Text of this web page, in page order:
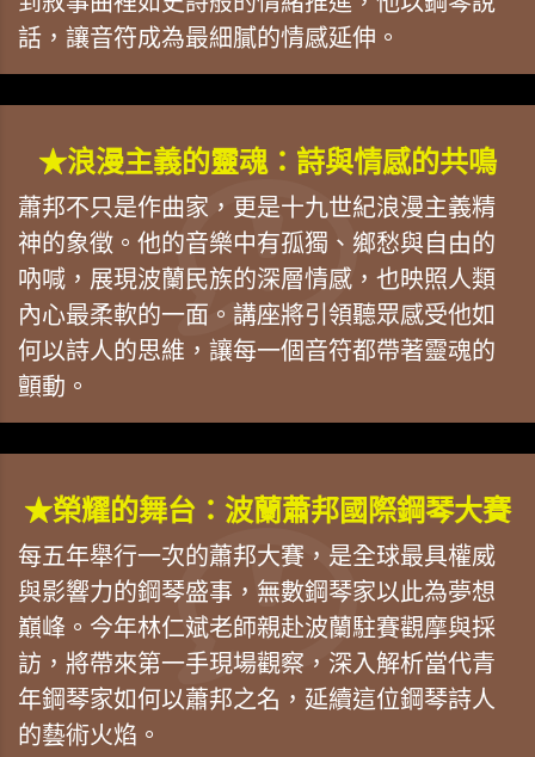
話，讓音符成為最細膩的情感延伸。
★浪漫主義的靈魂：詩與情感的共鳴
蕭邦不只是作曲家，更是十九世紀浪漫主義精
神的象徵。他的音樂中有孤獨、鄉愁與自由的
吶喊，展現波蘭民族的深層情感，也映照人類
內心最柔軟的一面。講座將引領聽眾感受他如
何以詩人的思維，讓每一個音符都帶著靈魂的
顫動。
★榮耀的舞台：波蘭蕭邦國際鋼琴大賽
每五年舉行一次的蕭邦大賽，是全球最具權威
與影響力的鋼琴盛事，無數鋼琴家以此為夢想
巔峰。今年林仁斌老師親赴波蘭駐賽觀摩與採
訪，將帶來第一手現場觀察，深入解析當代青
年鋼琴家如何以蕭邦之名，延續這位鋼琴詩人
的藝術火焰。